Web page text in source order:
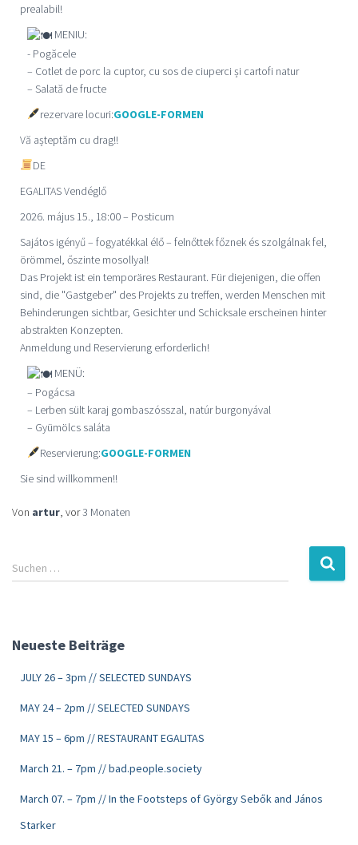
prealabil!
MENIU:
- Pogăcele
– Cotlet de porc la cuptor, cu sos de ciuperci și cartofi natur
– Salată de fructe
rezervare locuri:GOOGLE-FORMEN
Vă așteptăm cu drag!!
DE
EGALITAS Vendéglő
2026. május 15., 18:00 – Posticum
Sajátos igényű – fogyatékkal élő – felnőttek főznek és szolgálnak fel,
örömmel, őszinte mosollyal!
Das Projekt ist ein temporäres Restaurant. Für diejenigen, die offen
sind, die "Gastgeber" des Projekts zu treffen, werden Menschen mit
Behinderungen sichtbar, Gesichter und Schicksale erscheinen hinter
abstrakten Konzepten.
Anmeldung und Reservierung erforderlich!
MENÜ:
– Pogácsa
– Lerben sült karaj gombaszósszal, natúr burgonyával
– Gyümölcs saláta
Reservierung:GOOGLE-FORMEN
Sie sind willkommen!!
Von artur, vor3 Monaten
Suchen …
Neueste Beiträge
JULY 26 – 3pm // SELECTED SUNDAYS
MAY 24 – 2pm // SELECTED SUNDAYS
MAY 15 – 6pm // RESTAURANT EGALITAS
March 21. – 7pm // bad.people.society
March 07. – 7pm // In the Footsteps of György Sebők and János
Starker